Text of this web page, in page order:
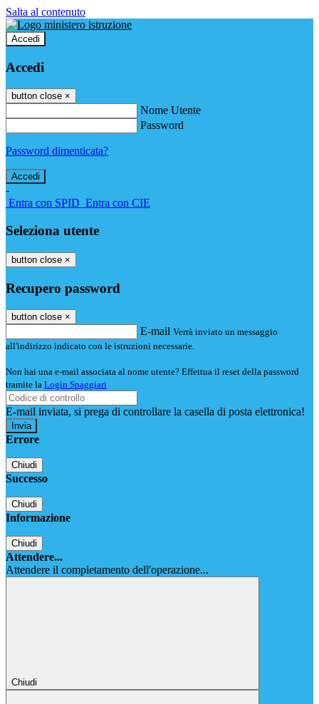
Salta al contenuto
Accedi
Accedi
button close ×
Nome Utente
Password
Password dimenticata?
-
Entra con SPID Entra con CIE
Seleziona utente
button close ×
Recupero password
button close ×
E-mail Verrà inviato un messaggio
all'indirizzo indicato con le istruzioni necessarie.
Non hai una e-mail associata al nome utente? Effettua il reset della password
tramite la Login Spaggiari
E-mail inviata, si prega di controllare la casella di posta elettronica!
Errore
Chiudi
Successo
Chiudi
Informazione
Chiudi
Attendere...
Attendere il completamento dell'operazione...
Chiudi